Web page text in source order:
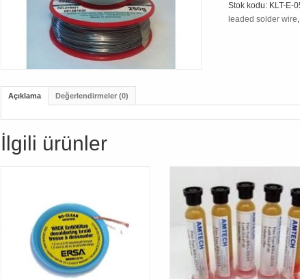
Stok kodu: KLT-E-
leaded solder wire,
Açıklama Değerlendirmeler (0)
İlgili ürünler